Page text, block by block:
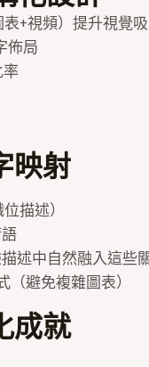
+視頻）提升視覺
佈局
映射
描述）
述中自然融入這些
（避免複雜圖表）
成就